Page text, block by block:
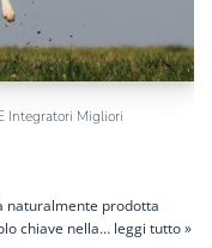
Integratori Migliori
naturalmente prodotta
chiave nella… leggi tutto »